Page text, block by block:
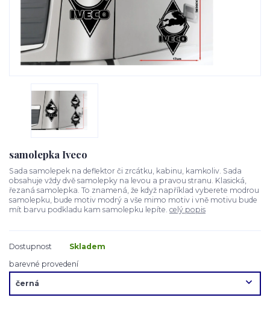
samolepka Iveco
Sada samolepek na deflektor či zrcátku, kabinu, kamkoliv. Sada
obsahuje vždy dvě samolepky na levou a pravou stranu. Klasická,
řezaná samolepka. To znamená, že když například vyberete modrou
samolepku, bude motiv modrý a vše mimo motiv i vně motivu bude
mít barvu podkladu kam samolepku lepíte. celý popis
Dostupnost
Skladem
barevné provedení